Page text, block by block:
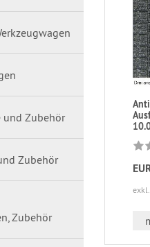
und Zubehör
Zubehör
Zubehör